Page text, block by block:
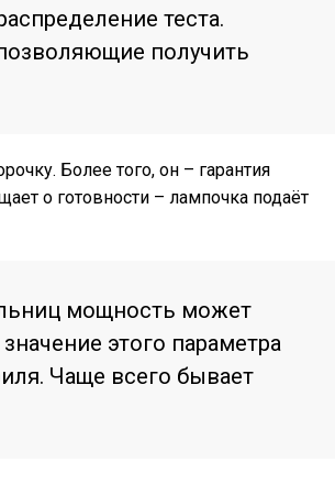
теста.
получить
Более того, он – гарантия
о готовности – лампочка подаёт
мощность может
этого параметра
Чаще всего бывает